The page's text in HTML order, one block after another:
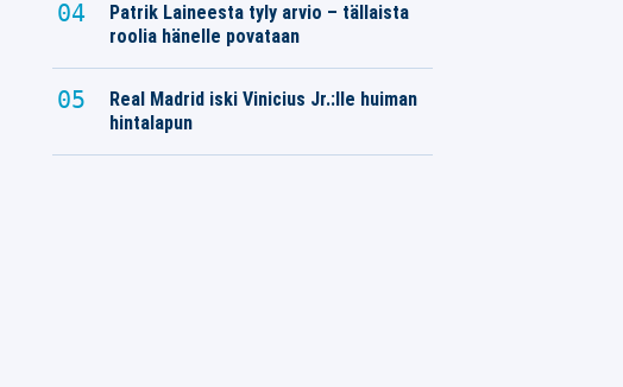
Patrik Laineesta tyly arvio – tällaista
roolia hänelle povataan
Real Madrid iski Vinicius Jr.:lle huiman
hintalapun